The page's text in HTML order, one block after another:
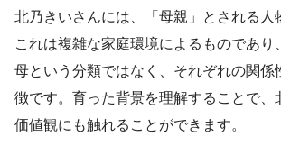
北乃きいさんには、「母親」とされる人
これは複雑な家庭環境によるものであり
母という分類ではなく、それぞれの関係
徴です。育った背景を理解することで、
価値観にも触れることができます。